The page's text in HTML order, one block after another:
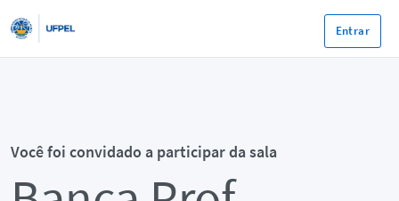
Entrar
Você foi convidado a participar da sala